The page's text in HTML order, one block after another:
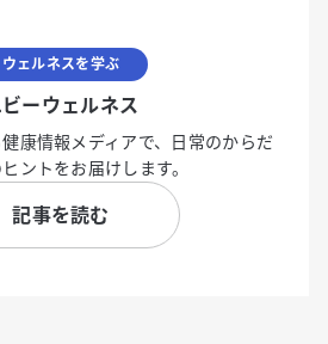
ウェルネスを学ぶ
ーウェルネス
康情報メディアで、日常のからだ
ントをお届けします。
記事を読む